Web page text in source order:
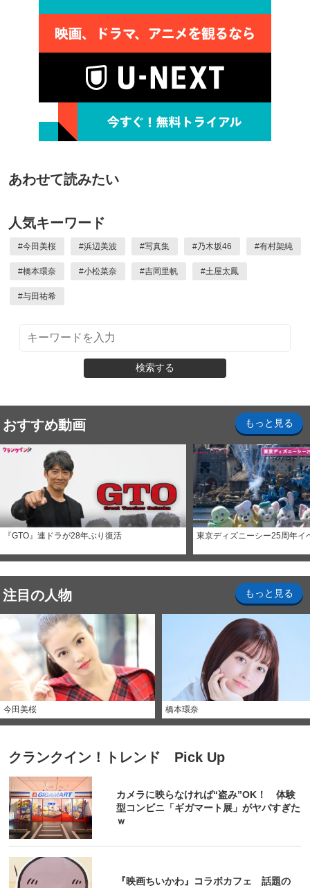
あわせて読みたい
人気キーワード
#今田美桜 #浜辺美波 #写真集 #乃木坂46 #有村架純
#橋本環奈 #小松菜奈 #吉岡里帆 #土屋太鳳
#与田祐希
検索する
おすすめ動画 もっと見る
『GTO』連ドラが28年ぶり復活 東京ディズニーシー25周年イ
注目の人物 もっと見る
今田美桜 橋本環奈
クランクイン！トレンド Pick Up
カメラに映らなければ“盗み”OK！ 体験
型コンビニ「ギガマート展」がヤバすぎた
ｗ
『映画ちいかわ』コラボカフェ 話題の